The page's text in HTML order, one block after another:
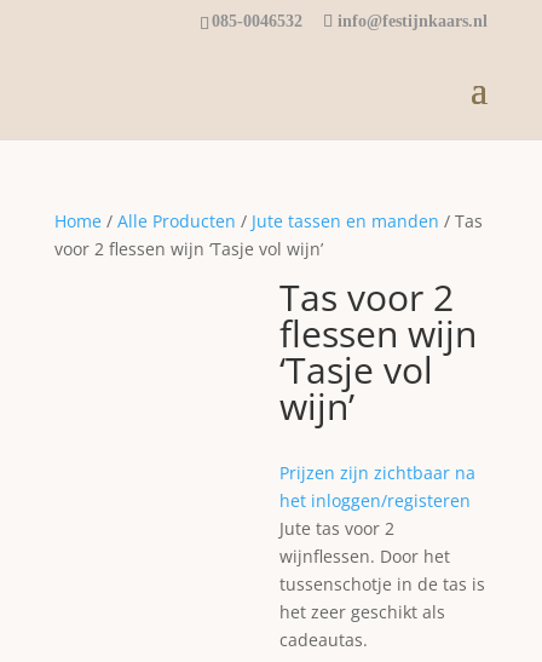
085-0046532 info@festijnkaars.nl
Home/ Alle Producten / Jute tassen en manden / Tas
voor 2 flessen wijn ‘Tasje vol wijn’
Tas voor 2
flessen wijn
‘Tasje vol
wijn’
Prijzen zijn zichtbaar na
het inloggen/registeren
Jute tas voor 2
wijnflessen. Door het
tussenschotje in de tas is
het zeer geschikt als
cadeautas.